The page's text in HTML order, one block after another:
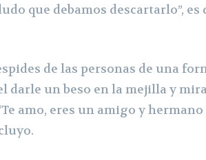
que debamos descartarlo”, es
de las personas de una
darle un beso en la mejilla y
amo, eres un amigo y